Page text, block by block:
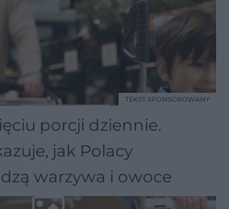
porcji dziennie.
jak Polacy
warzywa i owoce
TEKST SPONSOROWANY